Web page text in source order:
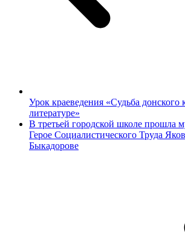
Урок краеведения «Судьба донского
литературе»
В третьей городской школе прошла
Герое Социалистического Труда
Быкадорове